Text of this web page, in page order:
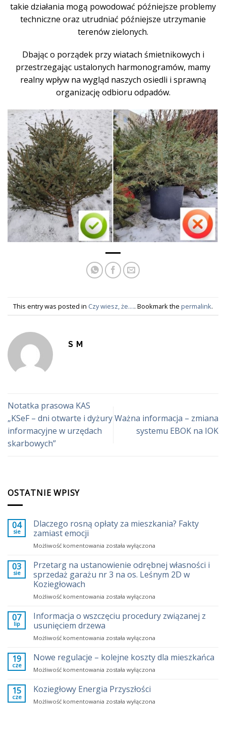
takie działania mogą powodować późniejsze problemy
techniczne oraz utrudniać późniejsze utrzymanie
terenów zielonych.
Dbając o porządek przy wiatach śmietnikowych i
przestrzegając ustalonych harmonogramów, mamy
realny wpływ na wygląd naszych osiedli i sprawną
organizację odbioru odpadów.
This entry was posted in Czy wiesz, że..... Bookmark the permalink.
S M
Notatka prasowa KAS
„KSeF – dni otwarte i dyżury
informacyjne w urzędach
skarbowych”
Ważna informacja – zmiana
systemu EBOK na IOK
OSTATNIE WPISY
04
sie
Dlaczego rosną opłaty za mieszkania? Fakty
zamiast emocji
Możliwość komentowania Dlaczego
opłaty
za
mieszkania?
zamiast
została wyłączona
03
sie
Przetarg na ustanowienie odrębnej własności i
sprzedaż garażu nr 3 na os. Leśnym 2D w
Koziegłowach
Możliwość komentowania Przetarg
ustanowienie
odrębnej
i
garażu
3
os.
Leśnym
została wyłączona
07
lip
Informacja o wszczęciu procedury związanej z
usunięciem drzewa
Możliwość komentowania Informacja
wszczęciu
procedury
związanej
usunięciem
drzewa
została wyłączona
19
cze
Nowe regulacje – kolejne koszty dla mieszkańca
Możliwość komentowania Nowe
–
kolejne
koszty
została wyłączona
15
cze
Koziegłowy Energia Przyszłości
Możliwość komentowania Koziegłowy
została wyłączona